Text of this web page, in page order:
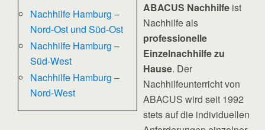
Nachhilfe Hamburg –
Nord-Ost und Süd-Ost
Nachhilfe Hamburg –
Süd-West
Nachhilfe Hamburg –
Nord-West
ABACUS Nachhilfe ist
Nachhilfe als
professionelle
Einzelnachhilfe zu
Hause. Der
Nachhilfeunterricht von
ABACUS wird seit 1992
stets auf die individuellen